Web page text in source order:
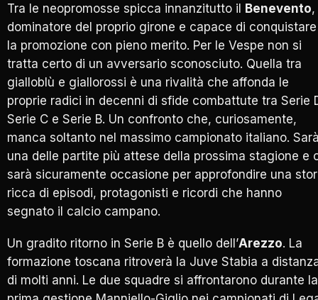
Tra le neopromosse spicca innanzitutto il Benevento,
dominatore del proprio girone e capace di conquistare
la promozione con pieno merito. Per le Vespe non si
tratta certo di un avversario sconosciuto. Quella tra
gialloblù e giallorossi è una rivalità che affonda le
proprie radici in decenni di sfide combattute tra Serie
Serie C e Serie B. Un confronto che, curiosamente,
manca soltanto nel massimo campionato italiano.
una delle partite più attese della prossima stagione e
sarà sicuramente occasione per approfondire una
ricca di episodi, protagonisti e ricordi che hanno
segnato il calcio campano.
Un gradito ritorno in Serie B è quello dell’Arezzo. La
formazione toscana ritroverà la Juve Stabia a
di molti anni. Le due squadre si affrontarono durante la